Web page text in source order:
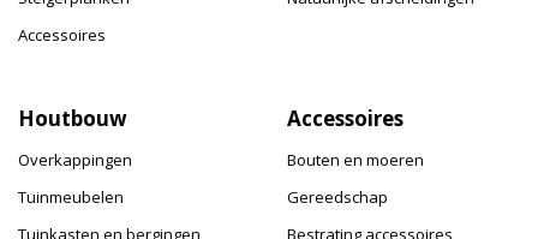
Accessoires
Houtbouw
Overkappingen
Tuinmeubelen
Tuinkasten en bergingen
Accessoires
Bouten en moeren
Gereedschap
Bestrating accessoires